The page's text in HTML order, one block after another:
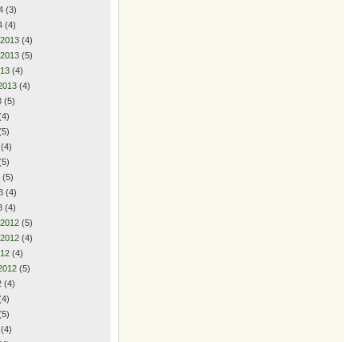
(3)
(4)
(4)
(5)
(4)
(4)
(5)
(4)
(5)
(4)
(4)
(5)
(4)
(4)
(5)
(4)
(4)